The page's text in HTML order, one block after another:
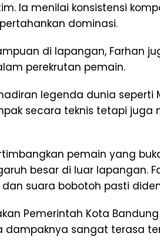
Ia menilai konsistensi
dominasi.
di lapangan, Farhan
perekrutan pemain.
legenda dunia seperti
secara teknis tetapi juga
pemain yang
besar di luar lapangan.
suara bobotoh pasti
Pemerintah Kota
dampaknya sangat terasa